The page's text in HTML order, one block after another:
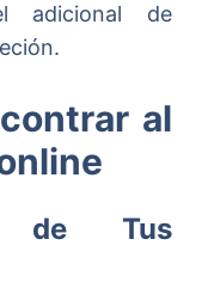
adicional de
al
de Tus